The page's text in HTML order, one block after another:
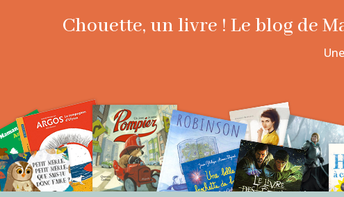
Chouette, un livre ! Le blog de